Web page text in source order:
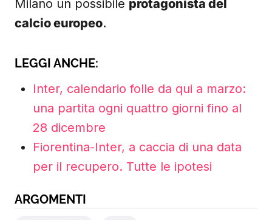
Milano un possibile protagonista del
calcio europeo.
LEGGI ANCHE:
Inter, calendario folle da qui a marzo:
una partita ogni quattro giorni fino al
28 dicembre
Fiorentina-Inter, a caccia di una data
per il recupero. Tutte le ipotesi
ARGOMENTI